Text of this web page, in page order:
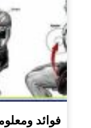
فوائد